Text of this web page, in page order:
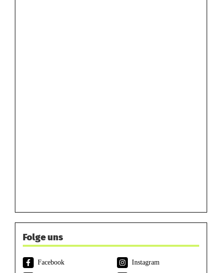
Folge uns
Facebook
Instagram